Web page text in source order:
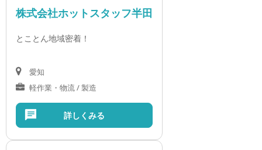
株式会社ホットスタッフ半田
とことん地域密着！
愛知
軽作業・物流 / 製造
詳しくみる